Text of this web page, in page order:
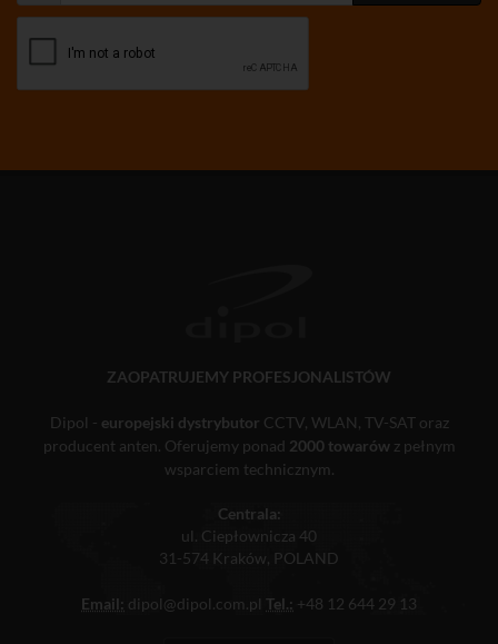
ZAOPATRUJEMY PROFESJONALISTÓW
Dipol - europejski dystrybutor CCTV, WLAN, TV-SAT oraz
producent anten. Oferujemy ponad 2000 towarówz pełnym
wsparciem technicznym.
Centrala:
ul. Ciepłownicza 40
31-574 Kraków, POLAND
Email: dipol@dipol.com.pl Tel.: +48 12 644 29 13